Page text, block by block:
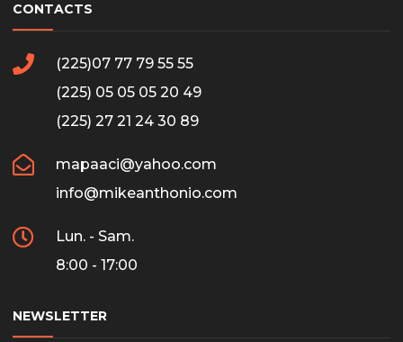
CONTACTS
(225)07 77 79 55 55
(225) 05 05 05 20 49
(225) 27 21 24 30 89
mapaaci@yahoo.com
info@mikeanthonio.com
Lun. - Sam.
8:00 - 17:00
NEWSLETTER